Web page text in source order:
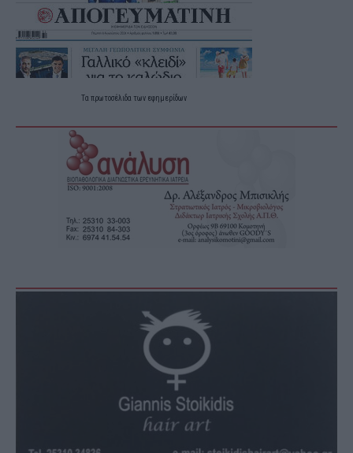
Τα πρωτοσέλιδα των εφημερίδων